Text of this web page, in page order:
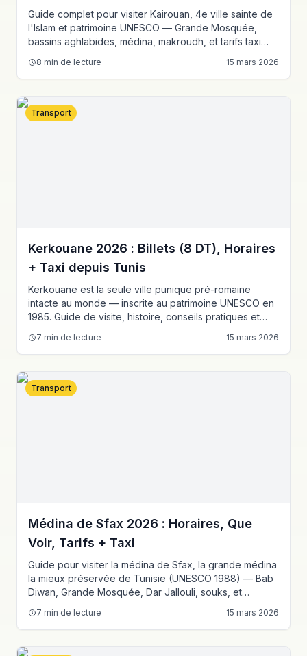
Guide complet pour visiter Kairouan, 4e ville sainte de
l'Islam et patrimoine UNESCO — Grande Mosquée,
bassins aghlabides, médina, makroudh, et tarifs taxi
8 min de lecture 15 mars 2026
Transport
Kerkouane 2026 : Billets (8 DT), Horaires
+ Taxi depuis Tunis
Kerkouane est la seule ville punique pré-romaine
intacte au monde — inscrite au patrimoine UNESCO en
1985. Guide de visite, histoire, conseils pratiques et
7 min de lecture 15 mars 2026
Transport
Médina de Sfax 2026 : Horaires, Que
Voir, Tarifs + Taxi
Guide pour visiter la médina de Sfax, la grande médina
la mieux préservée de Tunisie (UNESCO 1988) — Bab
Diwan, Grande Mosquée, Dar Jallouli, souks, et
7 min de lecture 15 mars 2026